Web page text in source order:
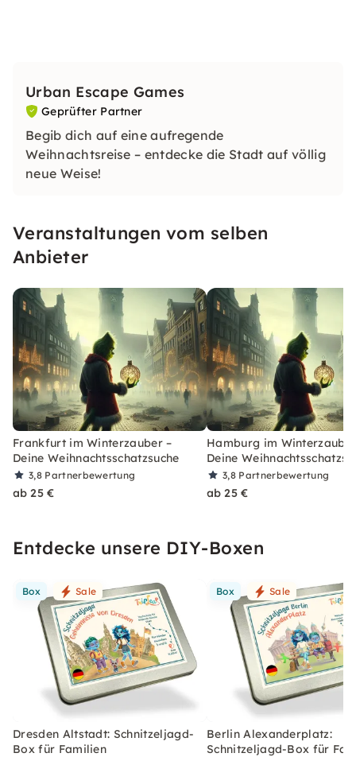
Urban Escape Games
Geprüfter Partner
Begib dich auf eine aufregende
Weihnachtsreise – entdecke die Stadt auf völlig
neue Weise!
Veranstaltungen vom selben
Anbieter
Frankfurt im Winterzauber –
Deine Weihnachtsschatzsuche
3,8 Partnerbewertung
ab 25 €
Hamburg im
Deine
3,8 Partnerbewertung
ab 25 €
Entdecke unsere DIY-Boxen
Box Sale
Dresden Altstadt: Schnitzeljagd-
Box für Familien
Box Sale
Berlin Alexanderplatz:
Schnitzeljagd-Box für